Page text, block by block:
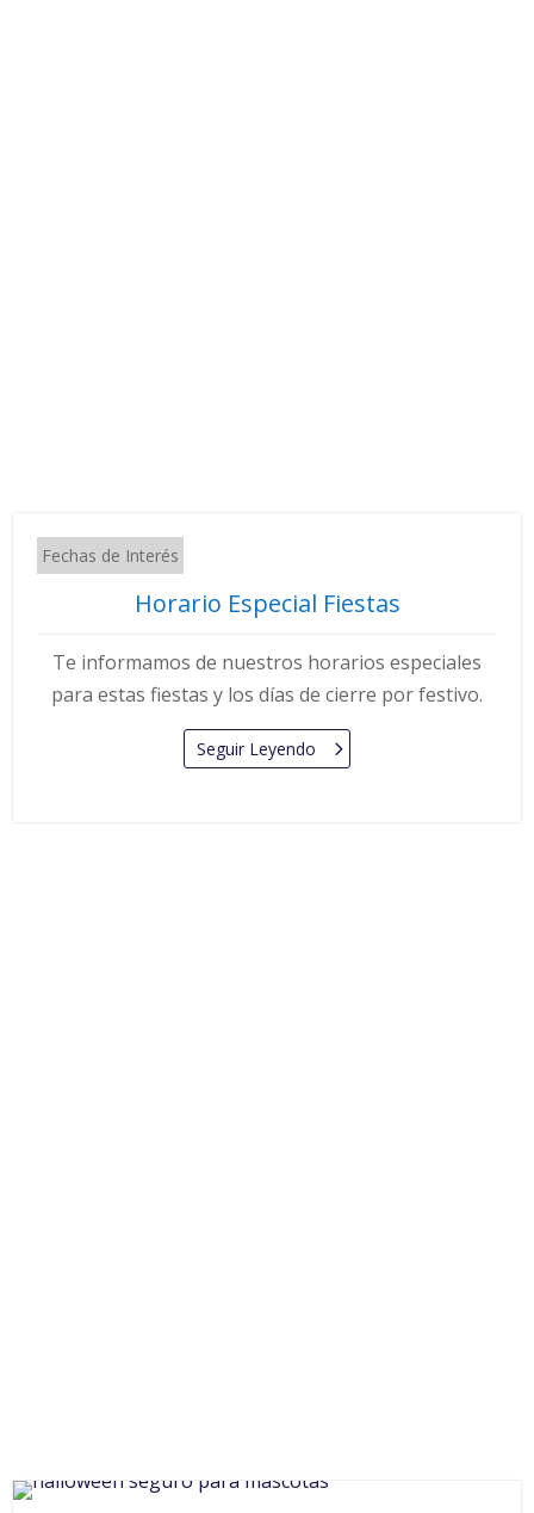
Fechas de Interés
Horario Especial Fiestas
Te informamos de nuestros horarios especiales
para estas fiestas y los días de cierre por festivo.
Seguir Leyendo